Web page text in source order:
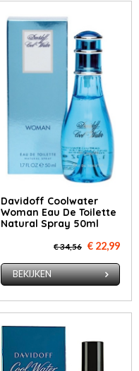
Davidoff Coolwater
Woman Eau De Toilette
Natural Spray 50ml
€ 34,56 € 22,99
BEKIJKEN